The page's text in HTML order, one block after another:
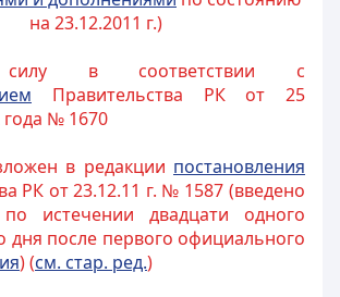
на 23.12.2011 г.)
силу в соответствии с
м Правительства РК от 25
года № 1670
в редакции постановления
РК от 23.12.11 г. № 1587 (введено
истечении двадцати одного
дня после первого официального
) (см. стар. ред.)